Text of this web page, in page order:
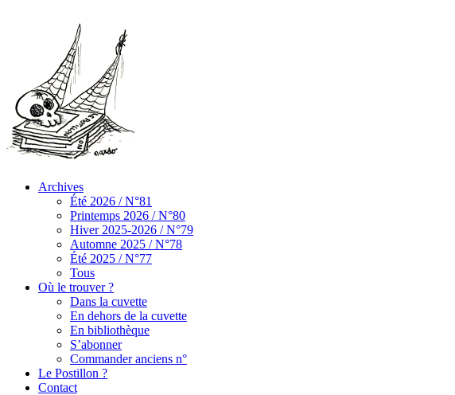
Archives
Été 2026 / N°81
Printemps 2026 / N°80
Hiver 2025-2026 / N°79
Automne 2025 / N°78
Été 2025 / N°77
Tous
Où le trouver ?
Dans la cuvette
En dehors de la cuvette
En bibliothèque
S’abonner
Commander anciens n°
Le Postillon ?
Contact